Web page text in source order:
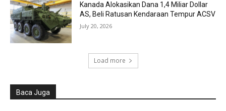
Kanada Alokasikan Dana 1,4 Miliar Dollar
AS, Beli Ratusan Kendaraan Tempur ACSV
July 20, 2026
Load more
Baca Juga